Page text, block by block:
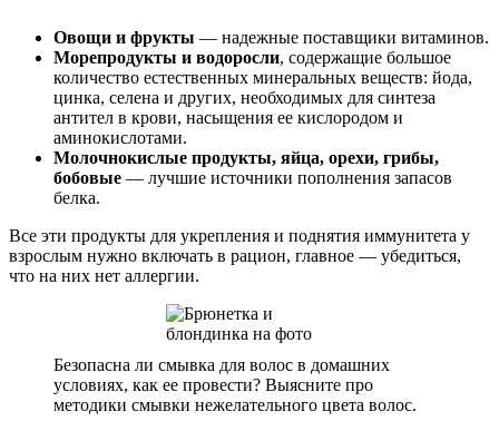
Овощи и фрукты — надежные поставщики витаминов.
Морепродукты и водоросли, содержащие большое
количество естественных минеральных веществ: йода,
цинка, селена и других, необходимых для синтеза
антител в крови, насыщения ее кислородом и
аминокислотами.
Молочнокислые продукты, яйца, орехи, грибы,
бобовые — лучшие источники пополнения запасов
белка.
Все эти продукты для укрепления и поднятия иммунитета у
взрослым нужно включать в рацион, главное — убедиться,
что на них нет аллергии.
Безопасна ли смывка для волос в домашних
условиях, как ее провести? Выясните про
методики смывки нежелательного цвета волос.